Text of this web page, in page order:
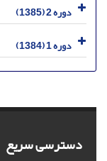
دوره 2 (1385)
دوره 1 (1384)
دسترسی سریع